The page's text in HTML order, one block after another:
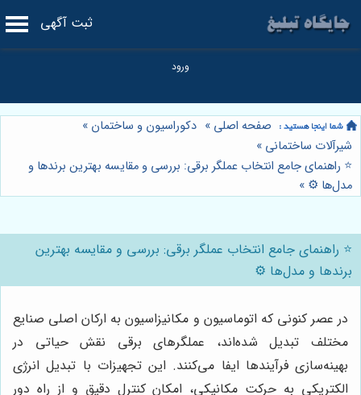
ثبت آگهی
صفحه اصلی » دکوراسیون و ساختمان »
شیرآلات ساختمانی »
⭐️ راهنمای جامع انتخاب عملگر برقی: بررسی و مقایسه بهترین برندها و
مدل‌ها ⚙️ »
⭐️ راهنمای جامع انتخاب عملگر برقی: بررسی و مقایسه بهترین
برندها و مدل‌ها ⚙️
در عصر کنونی که اتوماسیون و مکانیزاسیون به ارکان اصلی صنایع
مختلف تبدیل شده‌اند، عملگرهای برقی نقش حیاتی در
بهینه‌سازی فرآیندها ایفا می‌کنند. این تجهیزات با تبدیل انرژی
الکتریکی به حرکت مکانیکی، امکان کنترل دقیق و از راه دور